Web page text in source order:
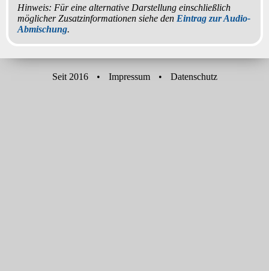
Hinweis: Für eine alternative Darstellung einschließlich
möglicher Zusatzinformationen siehe den Eintrag zur Audio-
Abmischung.
Seit 2016 • Impressum • Datenschutz